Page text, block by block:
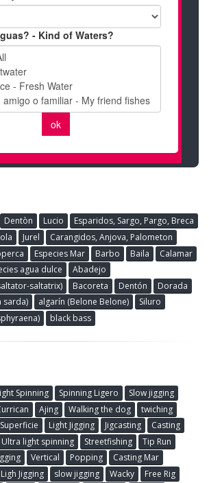
Dentòn Lucio
Esparidos, Sargo, Pargo, Breca
Jurel
Carangidos, Anjova, Palometon
Especies Mar Barbo Baila
Calamar
agua dulce
Abadejo
saltatrix)
Bacoreta Dentón
Dorada
sarda) algarín (Belone Belone)
Siluro
black bass
Spinning Spinning Ligero
Slow jigging
Ajing Walking the dog
twiching
Superficie Light Jigging Jigcasting
Casting
Ultra light spinning Streetfishing
Tip Run
Vertical Popping
Casting Mar
Jigging slow jigging Wacky
Free Rig